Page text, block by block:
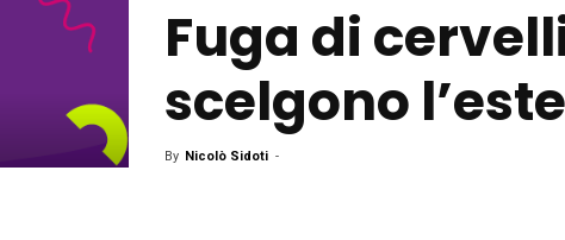
Fuga di
scelgono
By Nicolò Sidoti -